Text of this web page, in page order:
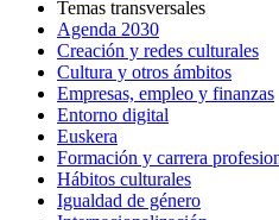
Temas transversales
Agenda 2030
Creación y redes culturales
Cultura y otros ámbitos
Empresas, empleo y finanzas
Entorno digital
Euskera
Formación y carrera
Hábitos culturales
Igualdad de género